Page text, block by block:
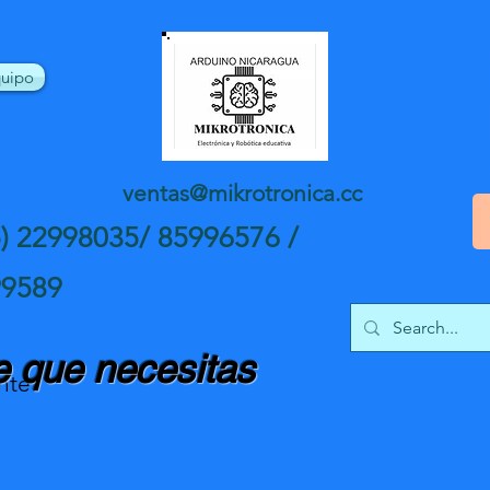
22998035/ 85996576 /
ventas@mikrotronica.cc
que necesitas